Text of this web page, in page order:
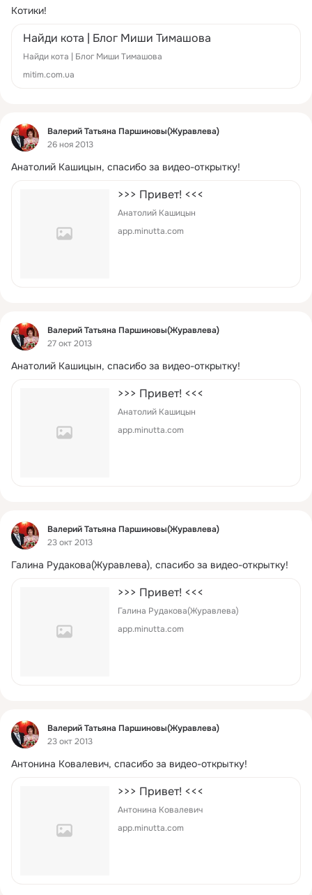
Котики!
Найди кота | Блог Миши Тимашова
Найди кота | Блог Миши Тимашова
mitim.com.ua
Фид
Валерий Татьяна Паршиновы(Журавлева)
26 ноя 2013
Анатолий Кашицын, спасибо за видео-открытку!
>>> Привет! <<<
Анатолий Кашицын
app.minutta.com
Фид
Валерий Татьяна Паршиновы(Журавлева)
27 окт 2013
Анатолий Кашицын, спасибо за видео-открытку!
>>> Привет! <<<
Анатолий Кашицын
app.minutta.com
Фид
Валерий Татьяна Паршиновы(Журавлева)
23 окт 2013
Галина Рудакова(Журавлева), спасибо за видео-открытку!
>>> Привет! <<<
Галина Рудакова(Журавлева)
app.minutta.com
Фид
Валерий Татьяна Паршиновы(Журавлева)
23 окт 2013
Антонина Ковалевич, спасибо за видео-открытку!
>>> Привет! <<<
Антонина Ковалевич
app.minutta.com